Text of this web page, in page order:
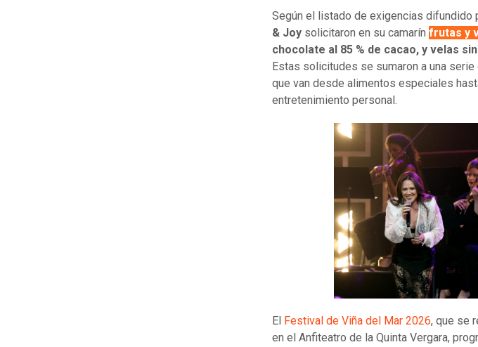
Según el listado de exigencias difundido
& Joy solicitaron en su camarín frutas y
chocolate al 85 % de cacao, y velas
Estas solicitudes se sumaron a una
que van desde alimentos especiales
entretenimiento personal.
El Festival de Viña del Mar 2026, que se
en el Anfiteatro de la Quinta Vergara,